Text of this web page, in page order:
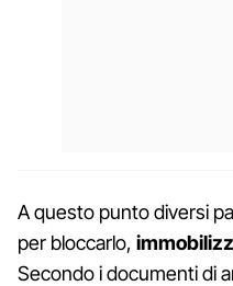
A questo punto diversi
per bloccarlo,
Secondo i documenti di